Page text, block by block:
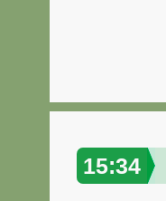
15:34